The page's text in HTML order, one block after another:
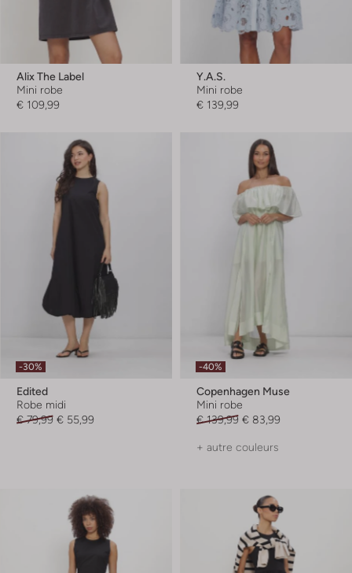
Alix The Label
Mini robe
€ 109,99
Y.a.s.
Mini robe
€ 139,99
-30%
Edited
Robe midi
€ 79,99 € 55,99
-40%
Copenhagen Muse
Mini robe
€ 139,99 € 83,99
+ autre couleurs